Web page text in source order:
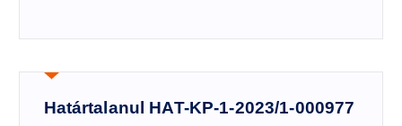
Határtalanul HAT-KP-1-2023/1-000977